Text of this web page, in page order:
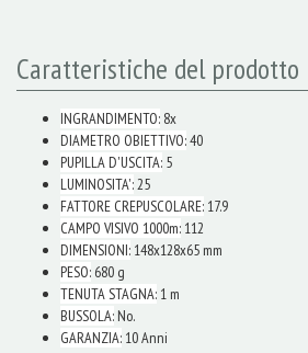
Caratteristiche del prodotto
INGRANDIMENTO: 8x
DIAMETRO OBIETTIVO:40
PUPILLA D'USCITA: 5
LUMINOSITA':25
FATTORE CREPUSCOLARE: 17.9
CAMPO VISIVO 1000m: 112
DIMENSIONI: 148x128x65 mm
PESO: 680 g
TENUTA STAGNA: 1 m
BUSSOLA: No.
GARANZIA: 10 Anni